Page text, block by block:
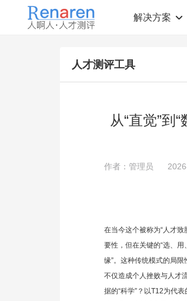
解决方案
测评解决方案
人才
人才测评产品
领导潜力测评 青年
人才测评工具
从“直觉”到
作者：管理员
在当今这个被称为“人才
要性，但在关键的“选、用
缘”。这种传统模式的局
不仅造成个人挫败与人才
据的“科学”？以T12为代